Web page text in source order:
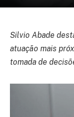
Silvio Abade
atuação mais
tomada de